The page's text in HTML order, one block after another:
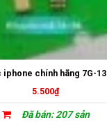
iphone chính hãng 7G-13
5.500₫
Đã bán: 207 sản